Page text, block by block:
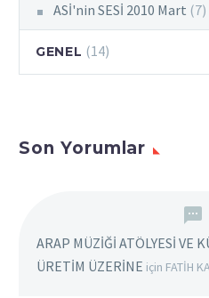
ASİ'nin SESİ 2010 Mart (7)
GENEL (14)
Son Yorumlar
ARAP MÜZİĞİ ATÖLYESİ VE
ÜRETİM ÜZERİNE için FATİH